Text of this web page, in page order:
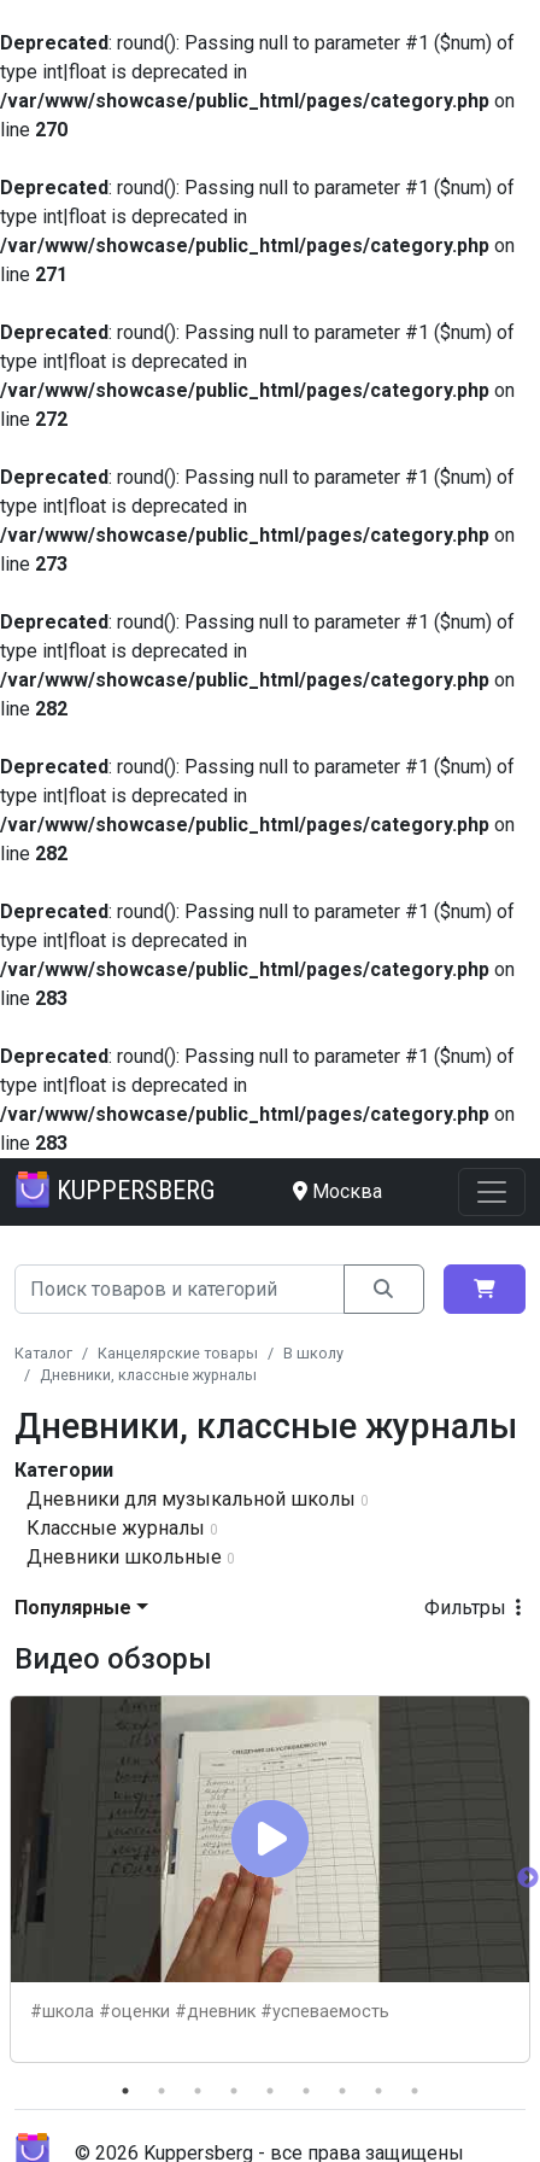
Deprecated: round(): Passing null to parameter #1 ($num) of
type int|float is deprecated in
/var/www/showcase/public_html/pages/category.php on
line 270
Deprecated: round(): Passing null to parameter #1 ($num) of
type int|float is deprecated in
/var/www/showcase/public_html/pages/category.php on
line 271
Deprecated: round(): Passing null to parameter #1 ($num) of
type int|float is deprecated in
/var/www/showcase/public_html/pages/category.php on
line 272
Deprecated: round(): Passing null to parameter #1 ($num) of
type int|float is deprecated in
/var/www/showcase/public_html/pages/category.php on
line 273
Deprecated: round(): Passing null to parameter #1 ($num) of
type int|float is deprecated in
/var/www/showcase/public_html/pages/category.php on
line 282
Deprecated: round(): Passing null to parameter #1 ($num) of
type int|float is deprecated in
/var/www/showcase/public_html/pages/category.php on
line 282
Deprecated: round(): Passing null to parameter #1 ($num) of
type int|float is deprecated in
/var/www/showcase/public_html/pages/category.php on
line 283
Deprecated: round(): Passing null to parameter #1 ($num) of
type int|float is deprecated in
/var/www/showcase/public_html/pages/category.php on
line 283
KUPPERSBERG Москва
Каталог Канцелярские товары
В школу
Дневники, классные журналы
Дневники, классные журналы
Категории
Дневники для музыкальной школы 0
Классные журналы 0
Дневники школьные 0
Фильтры
Популярные
Видео обзоры
#школа #оценки #дневник #успеваемость
© 2026 Kuppersberg - все права защищены